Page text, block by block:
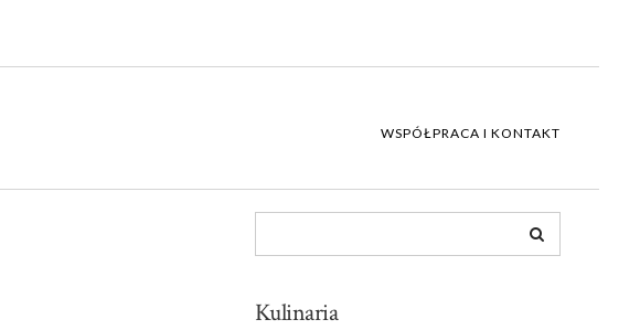
WSPÓŁPRACA I KONTAKT
Kulinaria